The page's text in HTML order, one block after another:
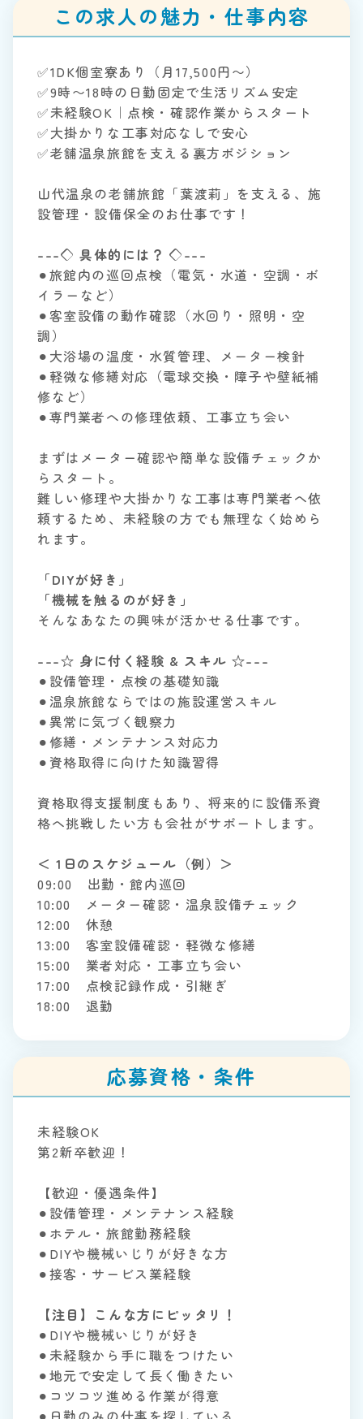
この求人の魅力・仕事内容
✅1DK個室寮あり（月17,500円〜）
✅9時〜18時の日勤固定で生活リズム安定
✅未経験OK｜点検・確認作業からスタート
✅大掛かりな工事対応なしで安心
✅老舗温泉旅館を支える裏方ポジション
山代温泉の老舗旅館「葉渡莉」を支える、施
設管理・設備保全のお仕事です！
---◇ 具体的には？ ◇---
⚫︎旅館内の巡回点検（電気・水道・空調・ボ
イラーなど）
⚫︎客室設備の動作確認（水回り・照明・空
調）
⚫︎大浴場の温度・水質管理、メーター検針
⚫︎軽微な修繕対応（電球交換・障子や壁紙補
修など）
⚫︎専門業者への修理依頼、工事立ち会い
まずはメーター確認や簡単な設備チェックか
らスタート。
難しい修理や大掛かりな工事は専門業者へ依
頼するため、未経験の方でも無理なく始めら
れます。
「DIYが好き」
「機械を触るのが好き」
そんなあなたの興味が活かせる仕事です。
---☆ 身に付く経験 & スキル ☆---
⚫︎設備管理・点検の基礎知識
⚫︎温泉旅館ならではの施設運営スキル
⚫︎異常に気づく観察力
⚫︎修繕・メンテナンス対応力
⚫︎資格取得に向けた知識習得
資格取得支援制度もあり、将来的に設備系資
格へ挑戦したい方も会社がサポートします。
＜ 1日のスケジュール（例）＞
09:00 出勤・館内巡回
10:00 メーター確認・温泉設備チェック
12:00 休憩
13:00 客室設備確認・軽微な修繕
15:00 業者対応・工事立ち会い
17:00 点検記録作成・引継ぎ
18:00 退勤
応募資格・条件
未経験OK
第2新卒歓迎！
【歓迎・優遇条件】
⚫︎設備管理・メンテナンス経験
⚫︎ホテル・旅館勤務経験
⚫︎DIYや機械いじりが好きな方
⚫︎接客・サービス業経験
【注目】こんな方にピッタリ！
⚫︎DIYや機械いじりが好き
⚫︎未経験から手に職をつけたい
⚫︎地元で安定して長く働きたい
⚫︎コツコツ進める作業が得意